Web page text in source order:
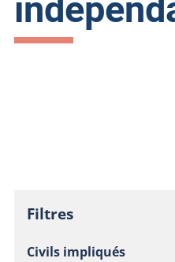
Filtres
Civils impliqués